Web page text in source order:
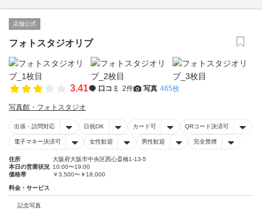
店舗公式
フォトスタジオリブ
3.41 口コミ 2件 写真 465枚
写真館・フォトスタジオ
出張・訪問対応 日祝OK カード可 QRコード決済可
電子マネー決済可 女性歓迎 男性歓迎 完全禁煙
住所
大阪府大阪市中央区西心斎橋1-13-5
本日の営業状況 10:00〜19:00
価格帯
￥3,500〜￥18,000
料金・サービス
記念写真